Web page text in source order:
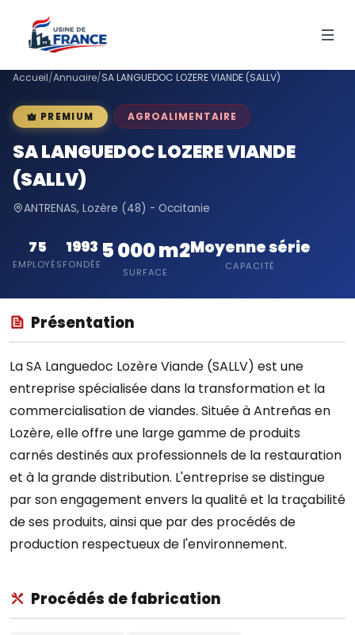
Accueil/Annuaire/SA LANGUEDOC LOZERE VIANDE (SALLV)
PREMIUM AGROALIMENTAIRE
SA LANGUEDOC LOZERE VIANDE
(SALLV)
ANTRENAS, Lozère (48) - Occitanie
75
EMPLOYÉS
1993
FONDÉE
5 000 m2
SURFACE
Moyenne série
CAPACITÉ
Présentation
La SA Languedoc Lozère Viande (SALLV) est une
entreprise spécialisée dans la transformation et la
commercialisation de viandes. Située à Antreñas en
Lozère, elle offre une large gamme de produits
carnés destinés aux professionnels de la restauration
et à la grande distribution. L'entreprise se distingue
par son engagement envers la qualité et la traçabilité
de ses produits, ainsi que par des procédés de
production respectueux de l'environnement.
Procédés de fabrication